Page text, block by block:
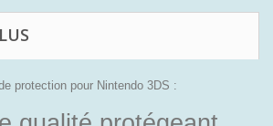
protection pour Nintendo 3DS :